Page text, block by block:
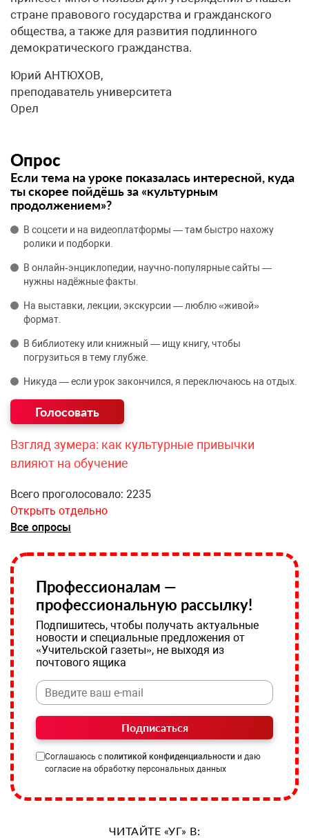
стране правового государства и гражданского
общества, а также для развития подлинного
демократического гражданства.
Юрий АНТЮХОВ,
преподаватель университета
Орел
Опрос
Если тема на уроке показалась интересной, куда
ты скорее пойдёшь за «культурным
продолжением»?
В соцсети и на видеоплатформы — там быстро нахожу
ролики и подборки.
В онлайн‑энциклопедии, научно‑популярные сайты —
нужны надёжные факты.
На выставки, лекции, экскурсии — люблю «живой»
формат.
В библиотеку или книжный — ищу книгу, чтобы
погрузиться в тему глубже.
Никуда — если урок закончился, я переключаюсь на отдых.
Взгляд зумера: как культурные привычки
влияют на обучение
Всего проголосовало: 2235
Открыть отдельно
Все опросы
Профессионалам —
профессиональную рассылку!
Подпишитесь, чтобы получать актуальные
новости и специальные предложения от
«Учительской газеты», не выходя из
почтового ящика
Подписаться
Соглашаюсь с политикой конфиденциальности и даю
согласие на обработку персональных данных
ЧИТАЙТЕ «УГ» В: